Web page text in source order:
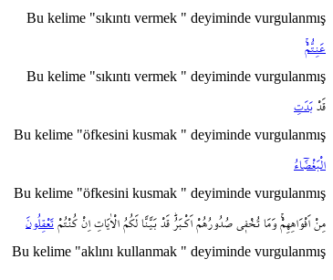
Bu kelime "sıkıntı vermek " deyiminde vurgulanmış
عَنِتُّمْۚ
Bu kelime "sıkıntı vermek " deyiminde vurgulanmış
قَدْ بَدَتِ
Bu kelime "öfkesini kusmak " deyiminde vurgulanmış
الْبَغْضَٓاءُ
Bu kelime "öfkesini kusmak " deyiminde vurgulanmış
مِنْ اَفْوَاهِهِمْۚ وَمَا تُخْف۪ي صُدُورُهُمْ اَكْـبَرُۜ قَدْ بَيَّنَّا لَكُمُ الْاٰيَاتِ اِنْ كُنْتُمْ تَعْقِلُونَ
Bu kelime "aklını kullanmak " deyiminde vurgulanmış